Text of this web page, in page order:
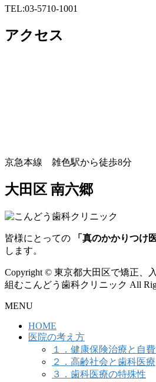
TEL:03-5710-1001
アクセス
京急本線 雑色駅から徒歩8分
大田区 南六郷
皆様にとっての 「真のかかりつけ
します。
Copyright © 東京都大田区で矯正、
組むこんどう歯科クリニック All
MENU
HOME
医院の考え方
１．健康保険治療と自
２．高齢社会と歯科医療
３．歯科医療の特殊性